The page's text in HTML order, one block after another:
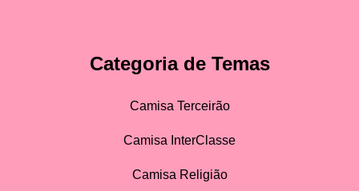
Categoria de Temas
Camisa Terceirão
Camisa InterClasse
Camisa Religião